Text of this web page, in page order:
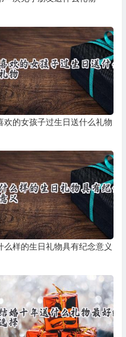
欢的女孩子过生日送什么礼物
么样的生日礼物具有纪念意义